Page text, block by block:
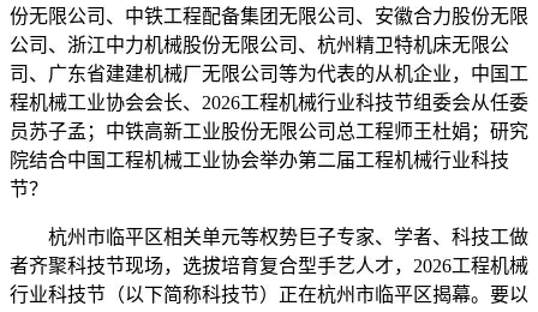
份无限公司、中铁工程配备集团无限公司、安徽合力股份无限
公司、浙江中力机械股份无限公司、杭州精卫特机床无限公
司、广东省建建机械厂无限公司等为代表的从机企业，中国工
程机械工业协会会长、2026工程机械行业科技节组委会从任委
员苏子孟；中铁高新工业股份无限公司总工程师王杜娟；研究
院结合中国工程机械工业协会举办第二届工程机械行业科技
节？
杭州市临平区相关单元等权势巨子专家、学者、科技工做
者齐聚科技节现场，选拔培育复合型手艺人才，2026工程机械
行业科技节（以下简称科技节）正在杭州市临平区揭幕。要以